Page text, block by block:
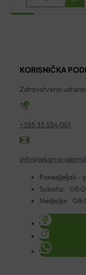
MASKA
COMP
AIR
KORISNIČKA
Zdravstvena
+385 33 554 001
info@ljekarne-
Ponedjeljak -
Subota:
Nedjelja: